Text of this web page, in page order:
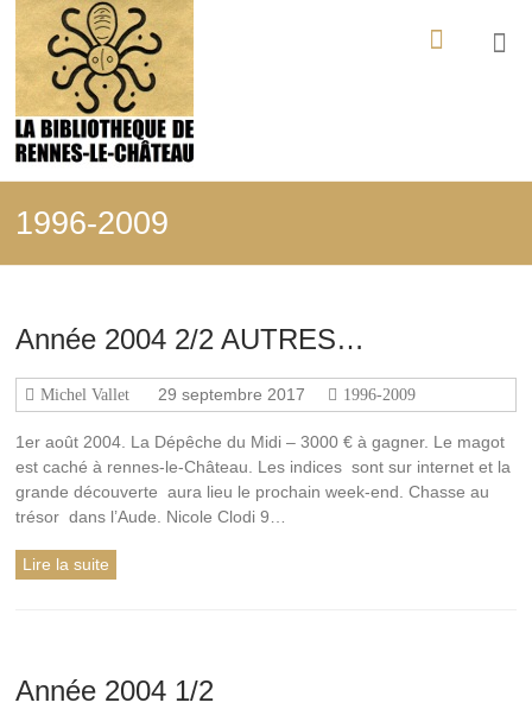
contenu
La
Bibliothèque
de
Rennes-
le-
qui
été
édité,
enregistré
sur
les
mystères
de
Rennes-
l'abbé
1996-2009
Année 2004 2/2 AUTRES…
Michel Vallet 29 septembre 2017 1996-2009
1er août 2004. La Dépêche du Midi – 3000 € à gagner. Le magot
est caché à rennes-le-Château. Les indices sont sur internet et la
grande découverte aura lieu le prochain week-end. Chasse au
trésor dans l’Aude. Nicole Clodi 9…
Lire la suite
Année 2004 1/2